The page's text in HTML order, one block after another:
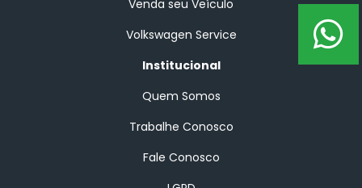
Venda seu Veículo
Volkswagen Service
Institucional
Quem Somos
Trabalhe Conosco
Fale Conosco